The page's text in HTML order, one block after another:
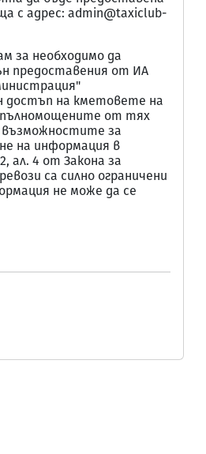
с адрес: admin@taxiclub-
за необходимо да
предоставения от ИА
достъп на кметовете на
от тях
за
на информация в
ал. 4 от Закона за
са силно ограничени
не може да се